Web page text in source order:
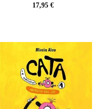
17,95 €